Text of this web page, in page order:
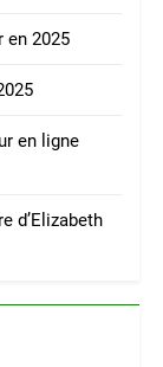
en 2025
en ligne
d’Elizabeth